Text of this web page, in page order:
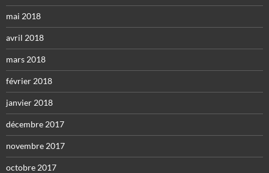
mai 2018
avril 2018
mars 2018
février 2018
janvier 2018
décembre 2017
novembre 2017
octobre 2017